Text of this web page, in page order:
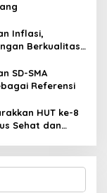
Inflasi,
Berkualitas
SD-SMA
Referensi
HUT ke-8
Sehat dan